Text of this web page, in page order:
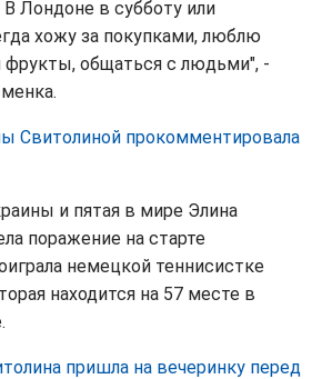
Лондоне в субботу или
хожу за покупками, люблю
общаться с людьми", -
Свитолиной прокомментировала
и пятая в мире Элина
поражение на старте
немецкой теннисистке
находится на 57 месте в
пришла на вечеринку перед